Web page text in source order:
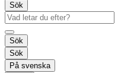
Sök
Sök
Sök
På svenska